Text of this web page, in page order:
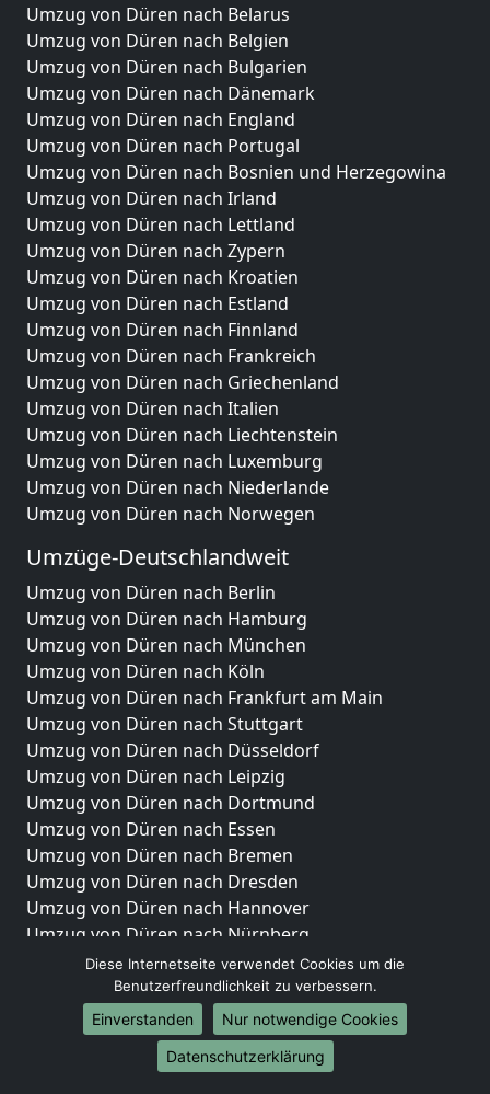
Umzug von Düren nach Belarus
Umzug von Düren nach Belgien
Umzug von Düren nach Bulgarien
Umzug von Düren nach Dänemark
Umzug von Düren nach England
Umzug von Düren nach Portugal
Umzug von Düren nach Bosnien und Herzegowina
Umzug von Düren nach Irland
Umzug von Düren nach Lettland
Umzug von Düren nach Zypern
Umzug von Düren nach Kroatien
Umzug von Düren nach Estland
Umzug von Düren nach Finnland
Umzug von Düren nach Frankreich
Umzug von Düren nach Griechenland
Umzug von Düren nach Italien
Umzug von Düren nach Liechtenstein
Umzug von Düren nach Luxemburg
Umzug von Düren nach Niederlande
Umzug von Düren nach Norwegen
Umzüge-Deutschlandweit
Umzug von Düren nach Berlin
Umzug von Düren nach Hamburg
Umzug von Düren nach München
Umzug von Düren nach Köln
Umzug von Düren nach Frankfurt am Main
Umzug von Düren nach Stuttgart
Umzug von Düren nach Düsseldorf
Umzug von Düren nach Leipzig
Umzug von Düren nach Dortmund
Umzug von Düren nach Essen
Umzug von Düren nach Bremen
Umzug von Düren nach Dresden
Umzug von Düren nach Hannover
Umzug von Düren nach Nürnberg
Umzug von Düren nach Duisburg
Umzug von Düren nach Bochum
Umzug von Düren nach Wuppertal
Umzug von Düren nach Bielefeld
Umzug von Düren nach Bonn
Diese Internetseite verwendet Cookies um die
Benutzerfreundlichkeit zu verbessern.
Einverstanden
Nur notwendige Cookies
Datenschutzerklärung